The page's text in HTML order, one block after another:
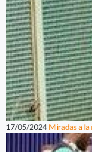
17/05/2024 Miradas a la